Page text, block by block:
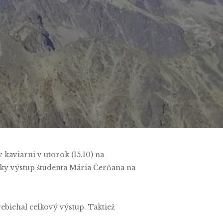
kaviarni v utorok (15.10) na
výstup študenta Mária Čerňana na
celkový výstup. Taktiež